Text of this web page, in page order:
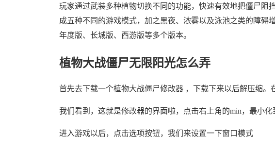
玩家通过武装多种植物切换不同的功能，快速有效地把僵尸阻
成五种不同的游戏模式，加之黑夜、浓雾以及泳池之类的障碍
年度版、长城版、西游版等多个版本。
植物大战僵尸无限阳光怎么弄
首先去下载一个植物大战僵尸修改器 ，下载下来以后解压缩。
我们看到，这就是修改器的界面啦，点击右上角的min，最小
进入游戏以后，点击选项按钮，我们来设置一下窗口模式